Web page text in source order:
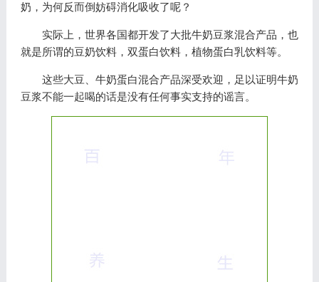
奶，为何反而倒妨碍消化吸收了呢？
实际上，世界各国都开发了大批牛奶豆浆混合产品，也
就是所谓的豆奶饮料，双蛋白饮料，植物蛋白乳饮料等。
这些大豆、牛奶蛋白混合产品深受欢迎，足以证明牛奶
豆浆不能一起喝的话是没有任何事实支持的谣言。